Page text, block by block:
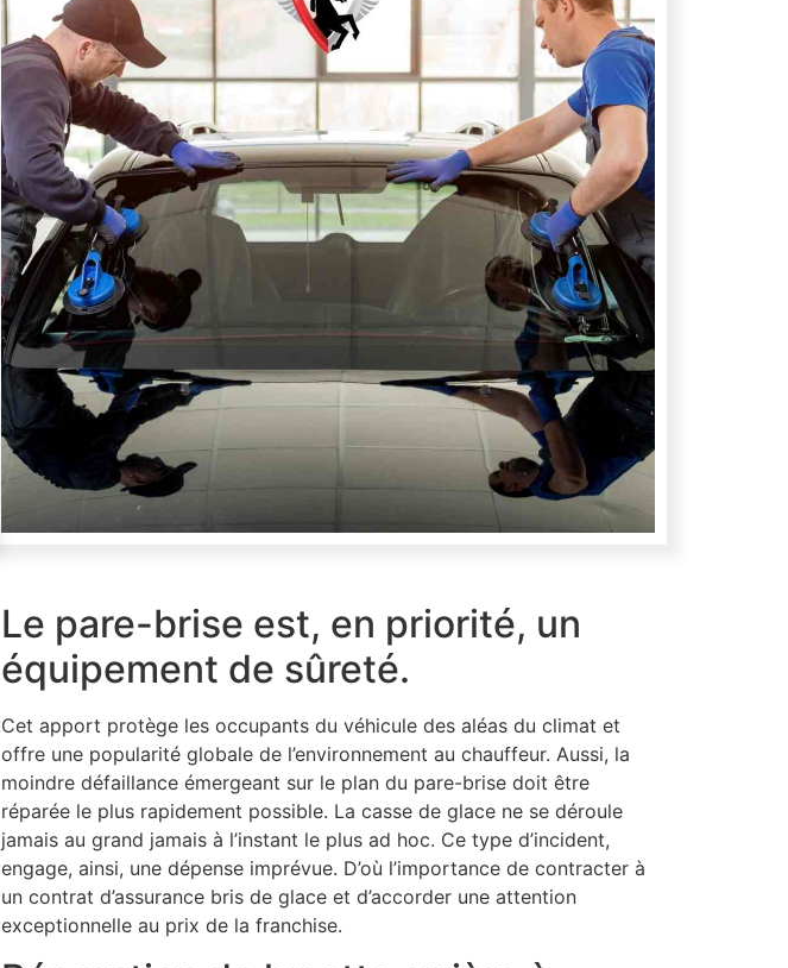
Le pare-brise est, en priorité, un
équipement de sûreté.
Cet apport protège les occupants du véhicule des aléas du climat et
offre une popularité globale de l’environnement au chauffeur. Aussi, la
moindre défaillance émergeant sur le plan du pare-brise doit être
réparée le plus rapidement possible. La casse de glace ne se déroule
jamais au grand jamais à l’instant le plus ad hoc. Ce type d’incident,
engage, ainsi, une dépense imprévue. D’où l’importance de contracter à
un contrat d’assurance bris de glace et d’accorder une attention
exceptionnelle au prix de la franchise.